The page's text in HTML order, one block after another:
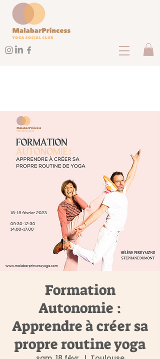
Formation
Autonomie :
Apprendre à créer sa
propre routine yoga